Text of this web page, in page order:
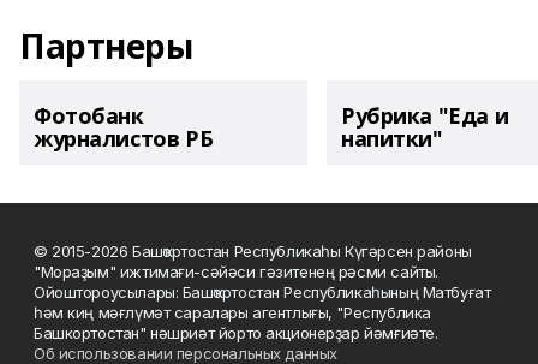
Партнеры
Фотобанк
журналистов РБ
Рубрика "Еда и
напитки"
© 2015-2026 Башҡортостан Республикаһы Күгәрсен районы
"Мораҙым" ижтимағи-сәйәси гәзитенең рәсми сайты.
Ойоштороусылары: Башҡортостан Республикаһының Матбуғат
һәм киң мәғлүмәт саралары агентлығы, "Республика
Башкортостан" нәшриәт йорто акционерҙар йәмғиәте.
Об использовании персональных данных